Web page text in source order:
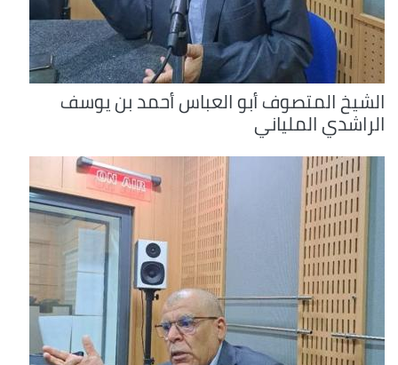
الشيخ المتصوف أبو العباس أحمد بن يوسف
الراشدي الملياني